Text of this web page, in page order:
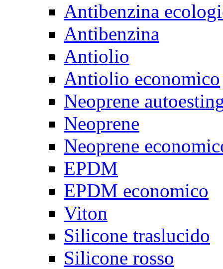
Antibenzina
Antibenzina
Antiolio
Antiolio economico
Neoprene
Neoprene
Neoprene
EPDM
EPDM economico
Viton
Silicone traslucido
Silicone rosso